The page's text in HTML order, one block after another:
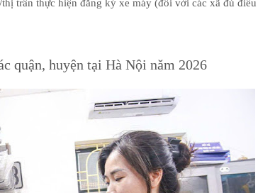
trấn thực hiện đăng ký xe máy (đối với các xã đủ điều
quận, huyện tại Hà Nội năm 2026